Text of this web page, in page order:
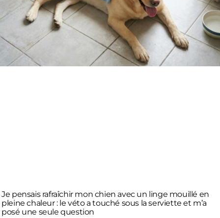
Je pensais rafraîchir mon chien avec un linge mouillé en
pleine chaleur : le véto a touché sous la serviette et m’a
posé une seule question